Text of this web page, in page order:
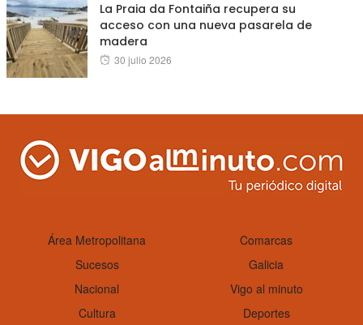
La Praia da Fontaiña recupera su
acceso con una nueva pasarela de
madera
Posted
30 julio 2026
Área Metropolitana
Comarcas
Sucesos
Galicia
Nacional
Vigo al minuto
Cultura
Deportes